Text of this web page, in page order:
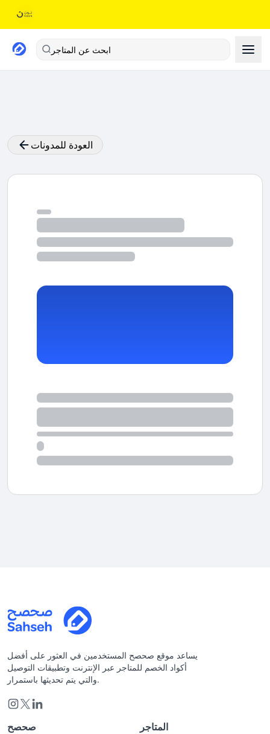
ابحث عن المتاجر
العودة للمدونات
يساعد موقع صحصح المستخدمين في العثور على أفضل
أكواد الخصم للمتاجر عبر الإنترنت وتطبيقات التوصيل
والتي يتم تحديثها باستمرار.
صحصح المتاجر